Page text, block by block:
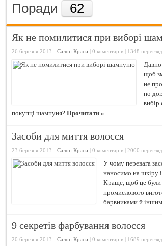
Поради
62
Як не помилитися при виборі
26 березня 2013 - Салон Краси| 0 коментарів| 1348
Давно
щоб
не
по
вибір
покупці шампуня? Прочитати »
Засоби для миття волосся
23 березня 2013 - Салон Краси| 0 коментарів| 2000
У чому перевага
наносимо на шкіру
Краще, щоб це були
промислового
барвниками й
9 секретів фарбування волосся
20 березня 2013 - Салон Краси| 0 коментарів| 1689